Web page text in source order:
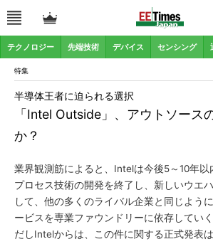
テクノロジー 先端技術 デバイス センシング
特集
「Intel Outside」、アウトソース
か？
半導体王者に迫られる選択
業界観測筋によると、Intelは今後5～10年
プロセス技術の開発を終了し、新しいウエ
して、他の多くのライバル企業と同じよう
ービスを専業ファウンドリーに依存してい
だしIntelからは、この件に関する正式発表は